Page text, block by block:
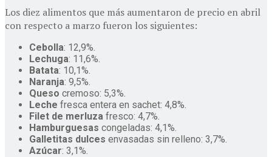
Los diez alimentos que más aumentaron de precio en abril
con respecto a marzo fueron los siguientes:
Cebolla: 12,9%.
Lechuga: 11,6%.
Batata: 10,1%.
Naranja: 9,5%.
Queso cremoso: 5,3%.
Leche fresca entera en sachet: 4,8%.
Filet de merluza fresco: 4,7%.
Hamburguesas congeladas: 4,1%.
Galletitas dulces envasadas sin relleno: 3,7%.
Azúcar: 3,1%.